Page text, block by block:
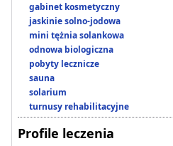
gabinet kosmetyczny
jaskinie solno-jodowa
mini tężnia solankowa
odnowa biologiczna
pobyty lecznicze
sauna
solarium
turnusy rehabilitacyjne
Profile leczenia